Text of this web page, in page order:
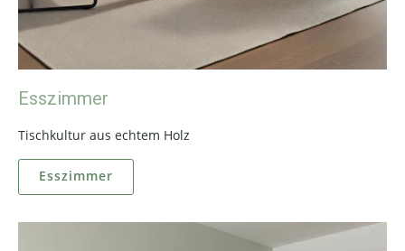
Esszimmer
Tischkultur aus echtem Holz
Esszimmer